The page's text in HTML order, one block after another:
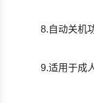
8.自动关机
9.适用于成